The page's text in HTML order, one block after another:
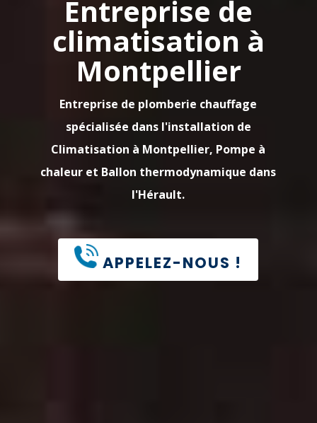
Entreprise de
climatisation à
Montpellier
Entreprise de plomberie chauffage
spécialisée dans l'installation de
Climatisation à Montpellier, Pompe à
chaleur et Ballon thermodynamique dans
l'Hérault.
APPELEZ-NOUS !